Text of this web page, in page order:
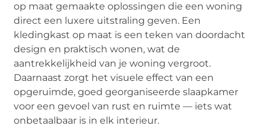
op maat gemaakte oplossingen die een woning
direct een luxere uitstraling geven. Een
kledingkast op maat is een teken van doordacht
design en praktisch wonen, wat de
aantrekkelijkheid van je woning vergroot.
Daarnaast zorgt het visuele effect van een
opgeruimde, goed georganiseerde slaapkamer
voor een gevoel van rust en ruimte — iets wat
onbetaalbaar is in elk interieur.